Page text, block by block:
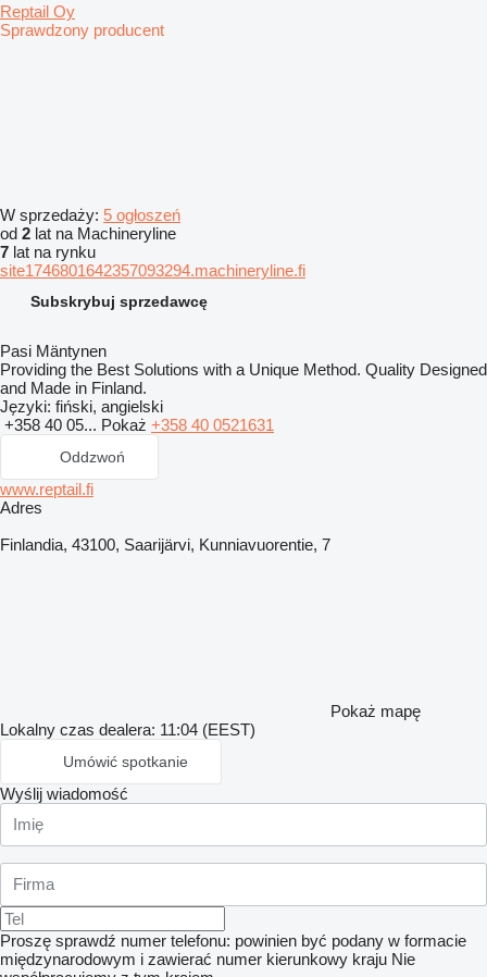
Reptail Oy
Sprawdzony producent
W sprzedaży: 5 ogłoszeń
od 2 lat na Machineryline
7 lat na rynku
site1746801642357093294.machineryline.fi
Subskrybuj sprzedawcę
Pasi Mäntynen
Providing the Best Solutions with a Unique Method. Quality Designed
and Made in Finland.
Języki: fiński, angielski
+358 40 05... Pokaż +358 40 0521631
Oddzwoń
www.reptail.fi
Adres
Finlandia, 43100, Saarijärvi, Kunniavuorentie, 7
Pokaż mapę
Lokalny czas dealera: 11:04 (EEST)
Umówić spotkanie
Wyślij wiadomość
Proszę sprawdź numer telefonu: powinien być podany w formacie
międzynarodowym i zawierać numer kierunkowy kraju Nie